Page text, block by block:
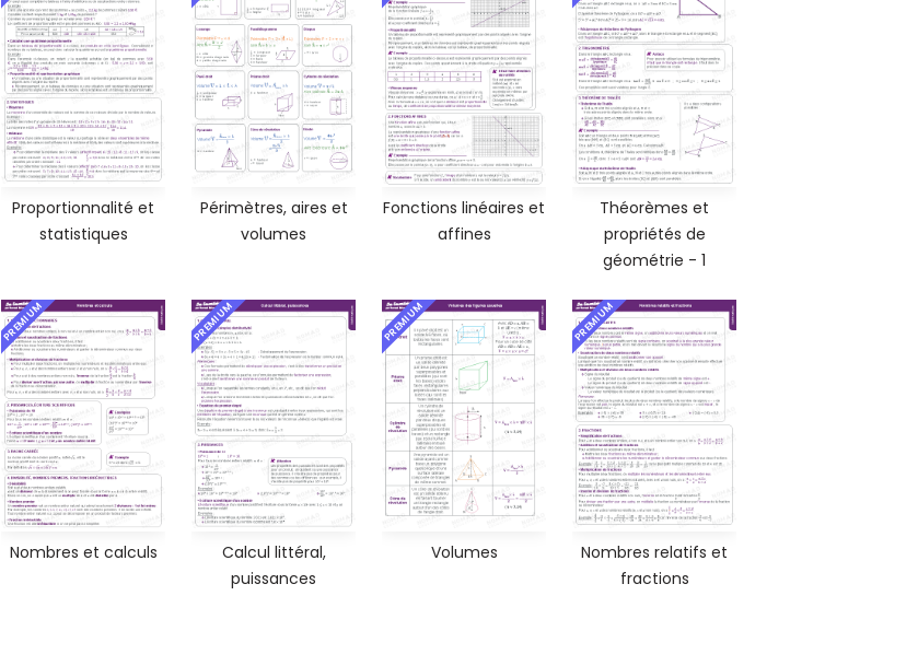
Proportionnalité et
statistiques
Périmètres, aires et
volumes
Fonctions linéaires et
affines
Théorèmes et
propriétés de
géométrie - 1
PREMIUM
Nombres et calculs
PREMIUM
Calcul littéral,
puissances
PREMIUM
Volumes
PREMIUM
Nombres relatifs et
fractions